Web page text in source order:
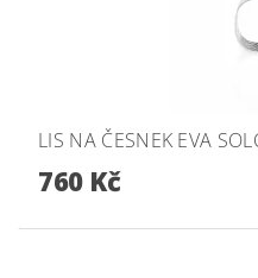
LIS NA ČESNEK EVA
760 Kč